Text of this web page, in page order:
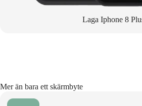
Laga Iphone 8
Mer än bara ett skärmbyte